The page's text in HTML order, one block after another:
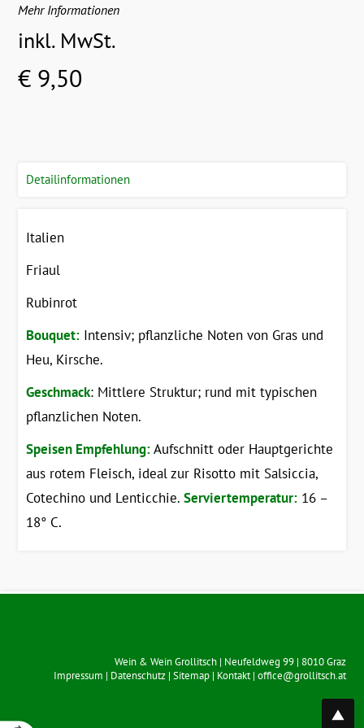
Mehr Informationen
inkl. MwSt.
€ 9,50
Detailinformationen
Italien
Friaul
Rubinrot
Bouquet: Intensiv; pflanzliche Noten von Gras und
Heu, Kirsche.
Geschmack: Mittlere Struktur; rund mit typischen
pflanzlichen Noten.
Speisen Empfehlung:Aufschnitt oder Hauptgerichte
aus rotem Fleisch, ideal zur Risotto mit Salsiccia,
Cotechino und Lenticchie.Serviertemperatur: 16 –
18° C.
Wein & Wein Grollitsch| Neufeldweg 99| 8010 Graz
Impressum | Datenschutz| Sitemap| Kontakt| office@grollitsch.at